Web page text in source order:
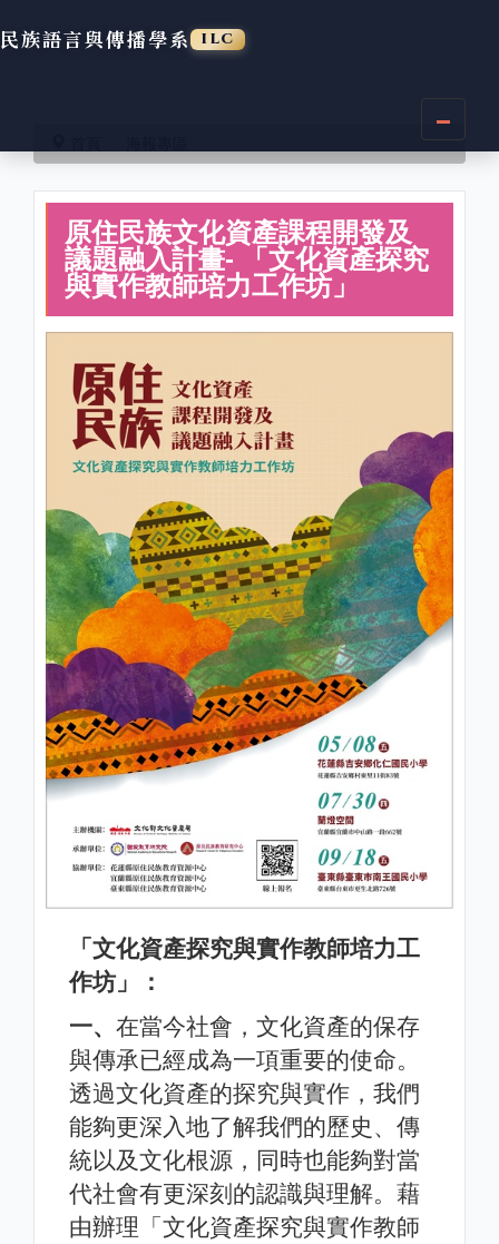
民族語言與傳播學系 ILC
原住民族文化資產課程開發及
議題融入計畫- 「文化資產探究
與實作教師培力工作坊」
「文化資產探究與實作教師培力工
作坊」：
一、 在當今社會，文化資產的保存
與傳承已經成為一項重要的使命。
透過文化資產的探究與實作，我們
能夠更深入地了解我們的歷史、傳
統以及文化根源，同時也能夠對當
代社會有更深刻的認識與理解。藉
由辦理「文化資產探究與實作教師